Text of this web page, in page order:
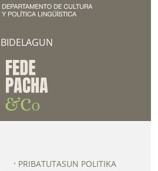
BIDELAGUN
PRIBATUTASUN POLITIKA